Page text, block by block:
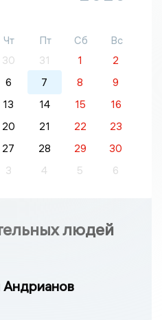
Чт Пт Сб
Вс
30 31 1
2
6 7 8
9
13 14 15
16
20 21 22
23
27 28 29
30
3 4 5 6
людей